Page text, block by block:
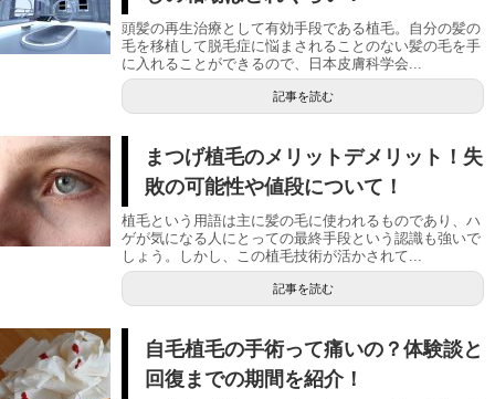
頭髪の再生治療として有効手段である植毛。自分の髪の
毛を移植して脱毛症に悩まされることのない髪の毛を手
に入れることができるので、日本皮膚科学会...
記事を読む
まつげ植毛のメリットデメリット！失
敗の可能性や値段について！
植毛という用語は主に髪の毛に使われるものであり、ハ
ゲが気になる人にとっての最終手段という認識も強いで
しょう。しかし、この植毛技術が活かされて...
記事を読む
自毛植毛の手術って痛いの？体験談と
回復までの期間を紹介！